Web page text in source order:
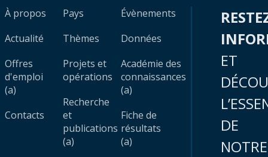
À propos
Actualité
Offres
d'emploi
(a)
Contacts
Pays
Thèmes
Projets et
opérations
Recherche
et
publications
(a)
Évènements
Données
Académie des
connaissances
(a)
Fiche de
résultats
(a)
ET
DE
NOTRE